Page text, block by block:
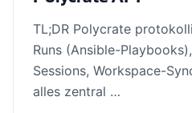
TL;DR Polycrate
Runs (Ansible-
Sessions, Workspace-
alles zentral …